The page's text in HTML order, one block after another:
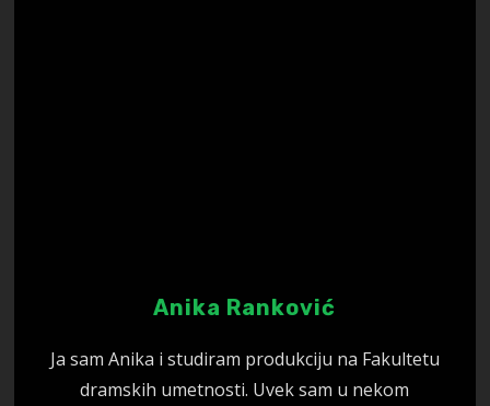
Anika Ranković
Ja sam Anika i studiram produkciju na Fakultetu
dramskih umetnosti. Uvek sam u nekom